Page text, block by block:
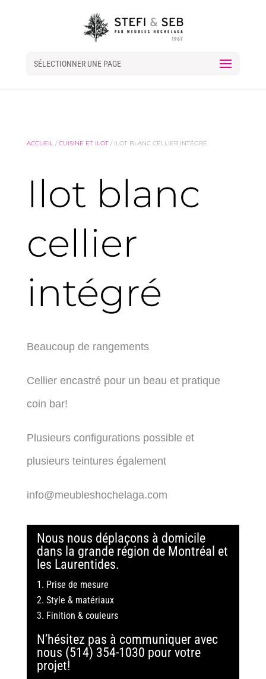
SÉLECTIONNER UNE PAGE
ACCUEIL/CUISINE ET ILOT/ ILOT BLANC CELLIER INTÉGRÉ
Ilot blanc
cellier
intégré
Beaucoup de rangements
Cellier encastré pour un beau et pratique
coin bar!
Plusieurs configurations possible et
plusieurs teintures également
info@meubleshochelaga.com
Nous nous déplaçons à domicile
dans la grande région de Montréal et
les Laurentides.
Prise de mesure
Style & matériaux
Finition & couleurs
N’hésitez pas à communiquer avec
nous (514) 354-1030 pour votre
projet!